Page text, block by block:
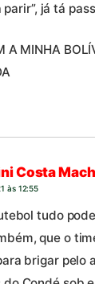
parir”, já tá
A MINHA
Costa
às 12:55
tudo
que o
brigar pelo